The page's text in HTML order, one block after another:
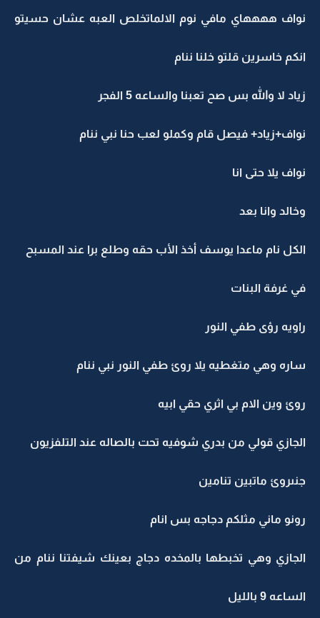
نواف ههههاي مافي نوم الالماتخلص العبه عشان حسيتو
انكم خاسرين قلتو خلنا ننام
زياد لا والله بس صح تعبنا والساعه 5 الفجر
نواف+زياد+ فيصل قام وكملو لعب حنا نبي ننام
نواف يلا حتى انا
وخالد وانا بعد
الكل نام ماعدا يوسف أخذ الأب حقه وطلع برا عند المسبح
في غرفة البنات
راويه رؤى طفي النور
ساره وهي متغطيه يلا روئ طفي النور نبي ننام
روئ وين الام بي اثري حقي ابيه
الجازي قولي من بدري شوفيه تحت بالصاله عند التلفزيون
جنىروئ ماتبين تنامين
رونو ماني مثلكم دجاجه بس انام
الجازي وهي تخبطها بالمخده دجاج بعينك شيفتنا ننام من
الساعه 9 بالليل